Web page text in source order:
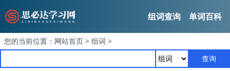
组词查询 单词百科
您的当前位置： 网站首页 > 组词 >
查询